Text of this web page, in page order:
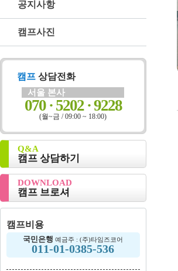
공지사항
캠프사진
캠프 상담전화
서울 본사
070 · 5202 · 9228
(월~금 / 09:00 ~ 18:00)
Q&A
캠프 상담하기
DOWNLOAD
캠프 브로셔
캠프비용
국민은행 예금주 : (주)타임즈코어
011-01-0385-536